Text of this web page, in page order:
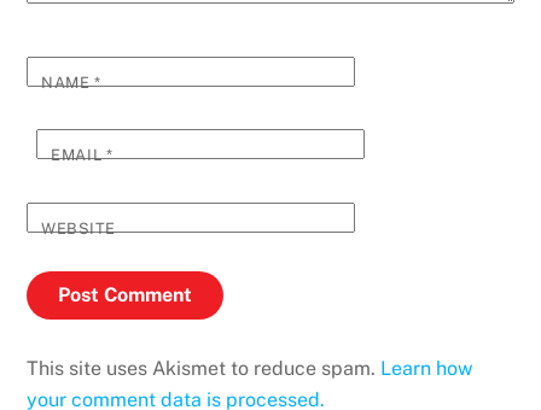
NAME*
EMAIL*
WEBSITE
This site uses Akismet to reduce spam. Learn how
your comment data is processed.